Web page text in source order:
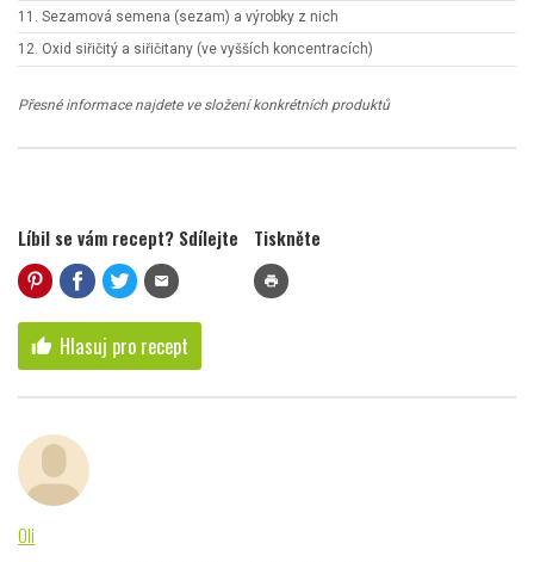
11. Sezamová semena (sezam) a výrobky z nich
12. Oxid siřičitý a siřičitany (ve vyšších koncentracích)
Přesné informace najdete ve složení konkrétních produktů
Líbil se vám recept? Sdílejte
mail
Tiskněte
print
thumb_up Hlasuj pro recept
Oli